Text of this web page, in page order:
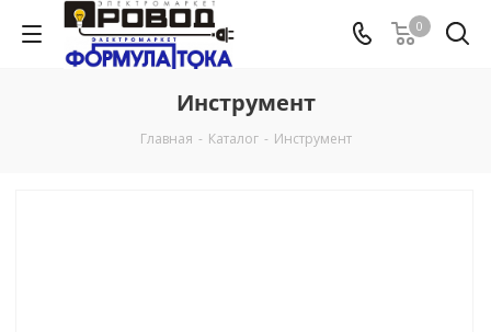
0
Инструмент
Главная - Каталог - Инструмент